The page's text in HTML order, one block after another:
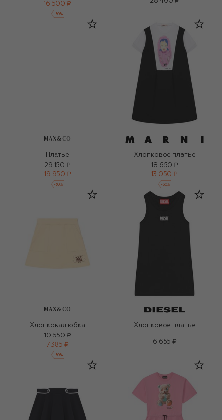
16 500 ₽
-30%
28 400 ₽
MAX&CO
Платье
29 150 ₽
19 950 ₽
-30%
Хлопковое платье
18 650 ₽
13 050 ₽
-30%
MAX&CO
Хлопковая юбка
10 550 ₽
7 385 ₽
-30%
Хлопковое платье
6 655 ₽